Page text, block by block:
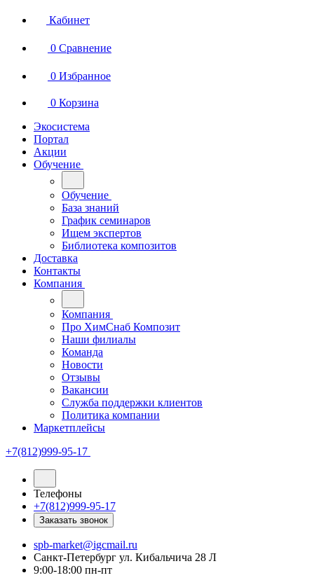
Кабинет
0 Сравнение
0 Избранное
0 Корзина
Экосистема
Портал
Акции
Обучение
Обучение
База знаний
График семинаров
Ищем экспертов
Библиотека композитов
Доставка
Контакты
Компания
Компания
Про ХимСнаб Композит
Наши филиалы
Команда
Новости
Отзывы
Вакансии
Служба поддержки клиентов
Политика компании
Маркетплейсы
+7(812)999-95-17
Телефоны
+7(812)999-95-17
Заказать звонок
spb-market@igcmail.ru
Санкт-Петербург ул. Кибальчича 28 Л
9:00-18:00 пн-пт